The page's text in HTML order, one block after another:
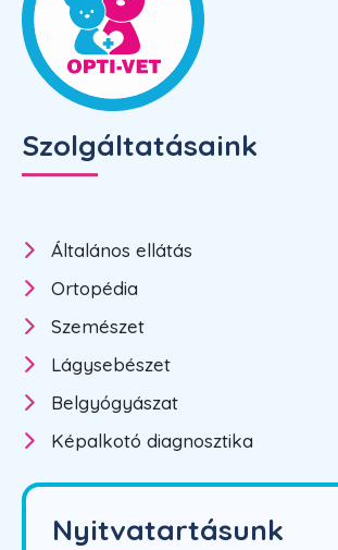
Szolgáltatásaink
Általános ellátás
Ortopédia
Szemészet
Lágysebészet
Belgyógyászat
Képalkotó diagnosztika
Nyitvatartásunk